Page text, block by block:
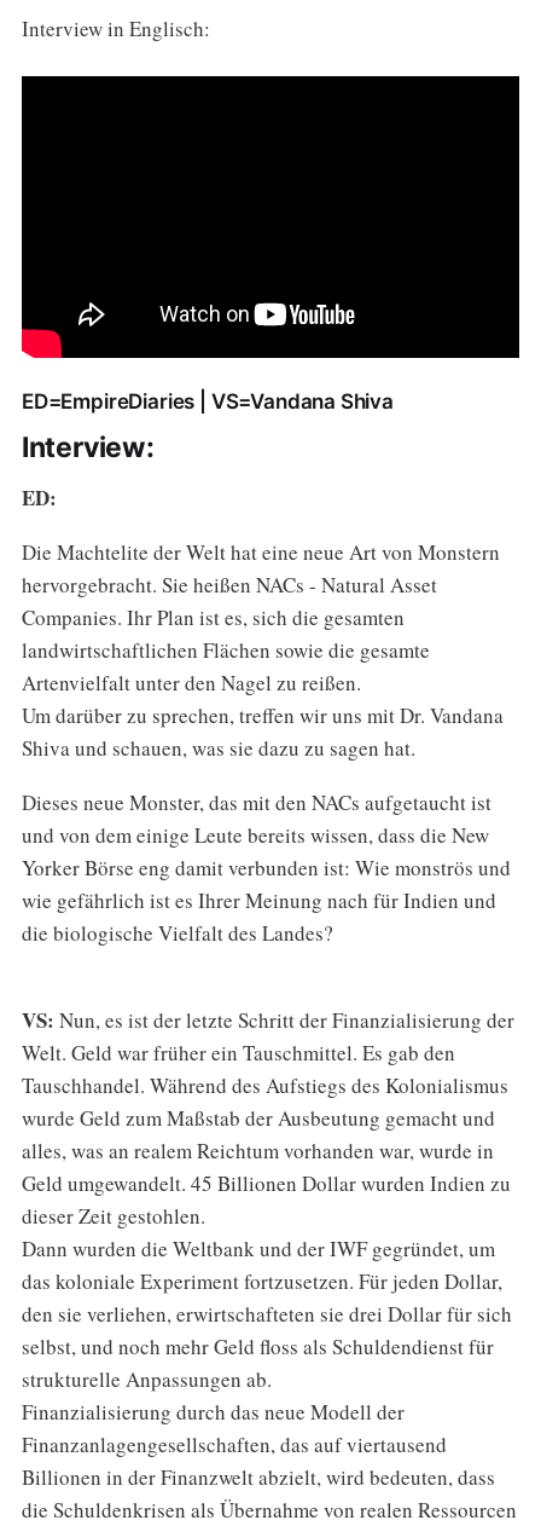
Interview in Englisch:
ED=EmpireDiaries | VS=Vandana Shiva
Interview:
ED:
Die Machtelite der Welt hat eine neue Art von Monstern
hervorgebracht. Sie heißen NACs - Natural Asset
Companies. Ihr Plan ist es, sich die gesamten
landwirtschaftlichen Flächen sowie die gesamte
Artenvielfalt unter den Nagel zu reißen.
Um darüber zu sprechen, treffen wir uns mit Dr. Vandana
Shiva und schauen, was sie dazu zu sagen hat.
Dieses neue Monster, das mit den NACs aufgetaucht ist
und von dem einige Leute bereits wissen, dass die New
Yorker Börse eng damit verbunden ist: Wie monströs und
wie gefährlich ist es Ihrer Meinung nach für Indien und
die biologische Vielfalt des Landes?
VS: Nun, es ist der letzte Schritt der Finanzialisierung der
Welt. Geld war früher ein Tauschmittel. Es gab den
Tauschhandel. Während des Aufstiegs des Kolonialismus
wurde Geld zum Maßstab der Ausbeutung gemacht und
alles, was an realem Reichtum vorhanden war, wurde in
Geld umgewandelt. 45 Billionen Dollar wurden Indien zu
dieser Zeit gestohlen.
Dann wurden die Weltbank und der IWF gegründet, um
das koloniale Experiment fortzusetzen. Für jeden Dollar,
den sie verliehen, erwirtschafteten sie drei Dollar für sich
selbst, und noch mehr Geld floss als Schuldendienst für
strukturelle Anpassungen ab.
Finanzialisierung durch das neue Modell der
Finanzanlagengesellschaften, das auf viertausend
Billionen in der Finanzwelt abzielt, wird bedeuten, dass
die Schuldenkrisen als Übernahme von realen Ressourcen